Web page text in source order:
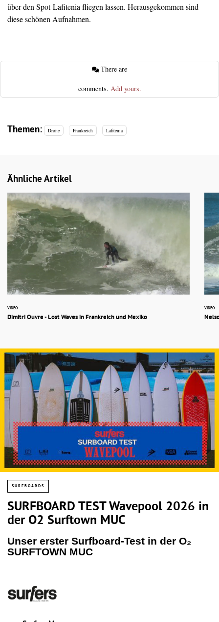
über den Spot Lafitenia fliegen lassen. Herausgekommen sind
diese schönen Aufnahmen.
comments. Add yours.
Themen: Drone Frankreich Lafitenia
Ähnliche Artikel
VIDEO
Dimitri Ouvre - Lost Waves in Frankreich und Mexiko
VIDEO
SURFBOARDS
SURFBOARD TEST Wavepool 2026 in
der O2 Surftown MUC
Unser erster Surfboard-Test in der O₂
SURFTOWN MUC